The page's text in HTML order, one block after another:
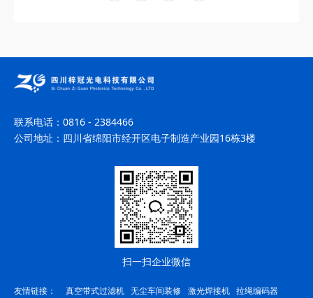
联系电话： 0816 - 2384466
公司地址： 四川省绵阳市经开区电子制造产业园16栋3楼
扫一扫企业微信
友情链接： 真空带式过滤机 无尘车间装修 激光焊接机 拉绳编码器